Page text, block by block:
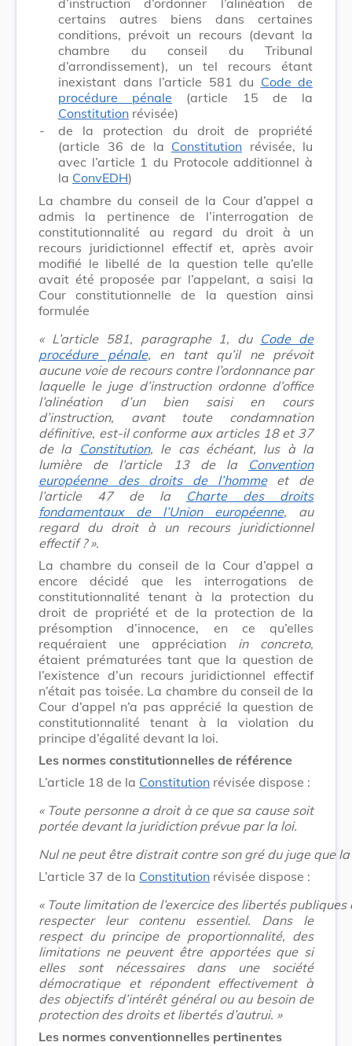
certains autres biens dans certaines
conditions, prévoit un recours (devant la
chambre du conseil du Tribunal
d’arrondissement), un tel recours étant
inexistant dans l’article 581 du Code de
procédure pénale (article 15 de la
Constitution révisée)
-
de la protection du droit de propriété
(article 36 de la Constitution révisée, lu
avec l’article 1 du Protocole additionnel à
la ConvEDH)
La chambre du conseil de la Cour d’appel a
admis la pertinence de l’interrogation de
constitutionnalité au regard du droit à un
recours juridictionnel effectif et, après avoir
modifié le libellé de la question telle qu’elle
avait été proposée par l’appelant, a saisi la
Cour constitutionnelle de la question ainsi
formulée
« L’article 581, paragraphe 1, du Code de
procédure pénale, en tant qu’il ne prévoit
aucune voie de recours contre l’ordonnance par
laquelle le juge d’instruction ordonne d’office
l’alinéation d’un bien saisi en cours
d’instruction, avant toute condamnation
définitive, est-il conforme aux articles 18 et 37
de la Constitution, le cas échéant, lus à la
lumière de l’article 13 de la Convention
européenne des droits de l’hommeet de
l’article 47 de la Charte des droits
fondamentaux de l’Union européenne, au
regard du droit à un recours juridictionnel
effectif ? ».
La chambre du conseil de la Cour d’appel a
encore décidé que les interrogations de
constitutionnalité tenant à la protection du
droit de propriété et de la protection de la
présomption d’innocence, en ce qu’elles
requéraient une appréciation in concreto,
étaient prématurées tant que la question de
l’existence d’un recours juridictionnel effectif
n’était pas toisée. La chambre du conseil de la
Cour d’appel n’a pas apprécié la question de
constitutionnalité tenant à la violation du
principe d’égalité devant la loi.
Les normes constitutionnelles de référence
L’article 18 de la Constitution révisée dispose :
« Toute personne a droit à ce que sa cause soit
portée devant la juridiction prévue par la loi.
Nul ne peut être distrait contre son gré du juge que la
L’article 37 de la Constitution révisée dispose :
« Toute limitation de l’exercice des libertés
respecter leur contenu essentiel. Dans le
respect du principe de proportionnalité, des
limitations ne peuvent être apportées que si
elles sont nécessaires dans une société
démocratique et répondent effectivement à
des objectifs d’intérêt général ou au besoin de
protection des droits et libertés d’autrui. »
Les normes conventionnelles pertinentes